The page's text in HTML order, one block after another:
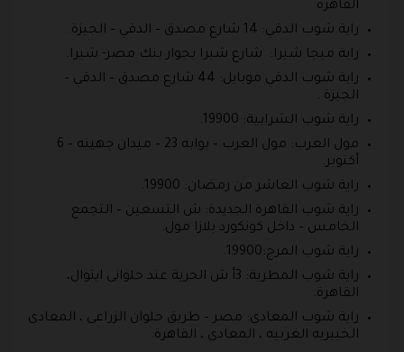
القاهرة
راية شوب الدقي: 14 شارع مصدق – الدقي – الجيزة .
راية ميجا شبرا: شارع شبرا بجوار بنك مصر- شبرا.
راية شوب الدقي موبايل: 44 شارع مصدق – الدقي –
الجيزة .
راية شوب الشرابية: 19900.
مول العرب: مول العرب – بوابه 23 – ميدان جهينه – 6
أكتوبر.
راية شوب العاشر من رمضان: 19900.
راية شوب القاهرة الجديدة: ش التسعين – التجمع
الخامس – داخل كونكورد بلازا مول.
راية شوب المرج:19900.
راية شوب المطرية: 3أ ش الحرية عند حلوانى ايتوال،
القاهرة.
راية شوب المعادى: مصر – طريق حلوان الزراعى ، المعادى
الخبيريه الغربيه ، المعادى ، القاهرة.